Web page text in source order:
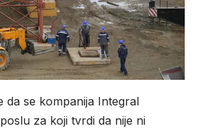
da se kompanija Integral
za koji tvrdi da nije ni